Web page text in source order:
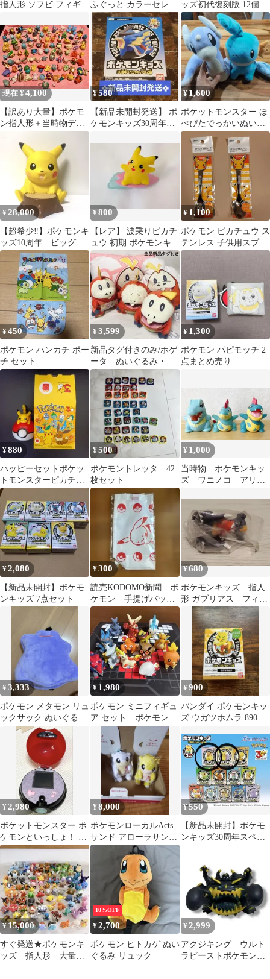
指人形 ソフビ フィギュ ふぐっと カラーセレク
ションぬいぐるみgreen
カプサイジ
ッズ初代復刻版 12個入
りBOX 2018年
現在 ¥4,100
【訳あり大量】ポケモ
ン指人形＋当時物デジ
あり )
¥580
【新品未開封発送】 ポ
ケモンキッズ30周年ス
¥ 1,600
ポケットモンスター ほ
ぺぴたでっかいぬいぐ
るみ ミズゴロウ もふ
ぐっとミニリュウ
¥ 28,000
【超希少‼️】ポケモンキ
ッズ10周年 ビッグピ
カチュウ
¥800
【レア】 波乗りピカチ
ュウ 初期 ポケモンキッ
ズ ソフビ BANDAI
¥ 1,100
ポケモン ピカチュウ ス
テンレス 子供用スプー
ン＆フォークセット
¥450
ポケモン ハンカチ ポー
チ セット
¥3,599
新品タグ付きのみ/ホゲ
ータ ぬいぐるみ・ク
ッションなど5個まとめ
ポケモン
¥ 1,300
ポケモン パピモッチ 2
点まとめ売り
¥880
ハッピーセットポケッ
トモンスターピカチュ
ウのモンスターボール
ローラー30周年
¥500
ポケモントレッタ 42
枚セット
¥ 1,000
当時物 ポケモンキッ
ズ ワニノコ アリゲ
¥2,080
【新品未開封】ポケモ
ンキッズ 7点セット
¥300
読売KODOMO新聞 ポ
ケモン 手提げバッ
グ エコバッグ
¥680
ポケモンキッズ 指人
形 ガブリアス フィギ
ュア
¥3,333
ポケモン メタモン リュ
ックサック ぬいぐるみ
¥1,980
ポケモン ミニフィギュ
ア セット ポケモンキ
ッズ指人形
¥900
バンダイ ポケモンキッ
ズ ウガツホムラ 890
¥ 2,980
ポケットモンスター ポ
ケモンといっしょ！ お
もちゃ モンスターボー
¥8,000
ポケモンローカルActs
サンド アローラサンド
マスコット
¥550
【新品未開封】ポケモ
ンキッズ30周年スペシ
¥15,000
すぐ発送★ポケモンキ
ッズ 指人形 大量
10%OFF
¥2,700
ポケモン ヒトカゲ ぬい
ぐるみ リュック
¥ 2,999
アクジキング ウルト
ラビーストポケモンゲ